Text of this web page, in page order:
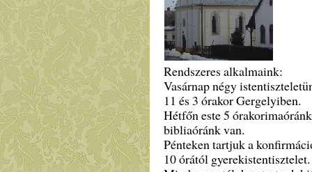
Rendszeres alkalmaink:
Vasárnap négy
11 és 3 órakor Gergelyiben.
Hétfőn este 5
bibliaóránk van.
Pénteken tartjuk a
10 órától gyerekistentisztelet.